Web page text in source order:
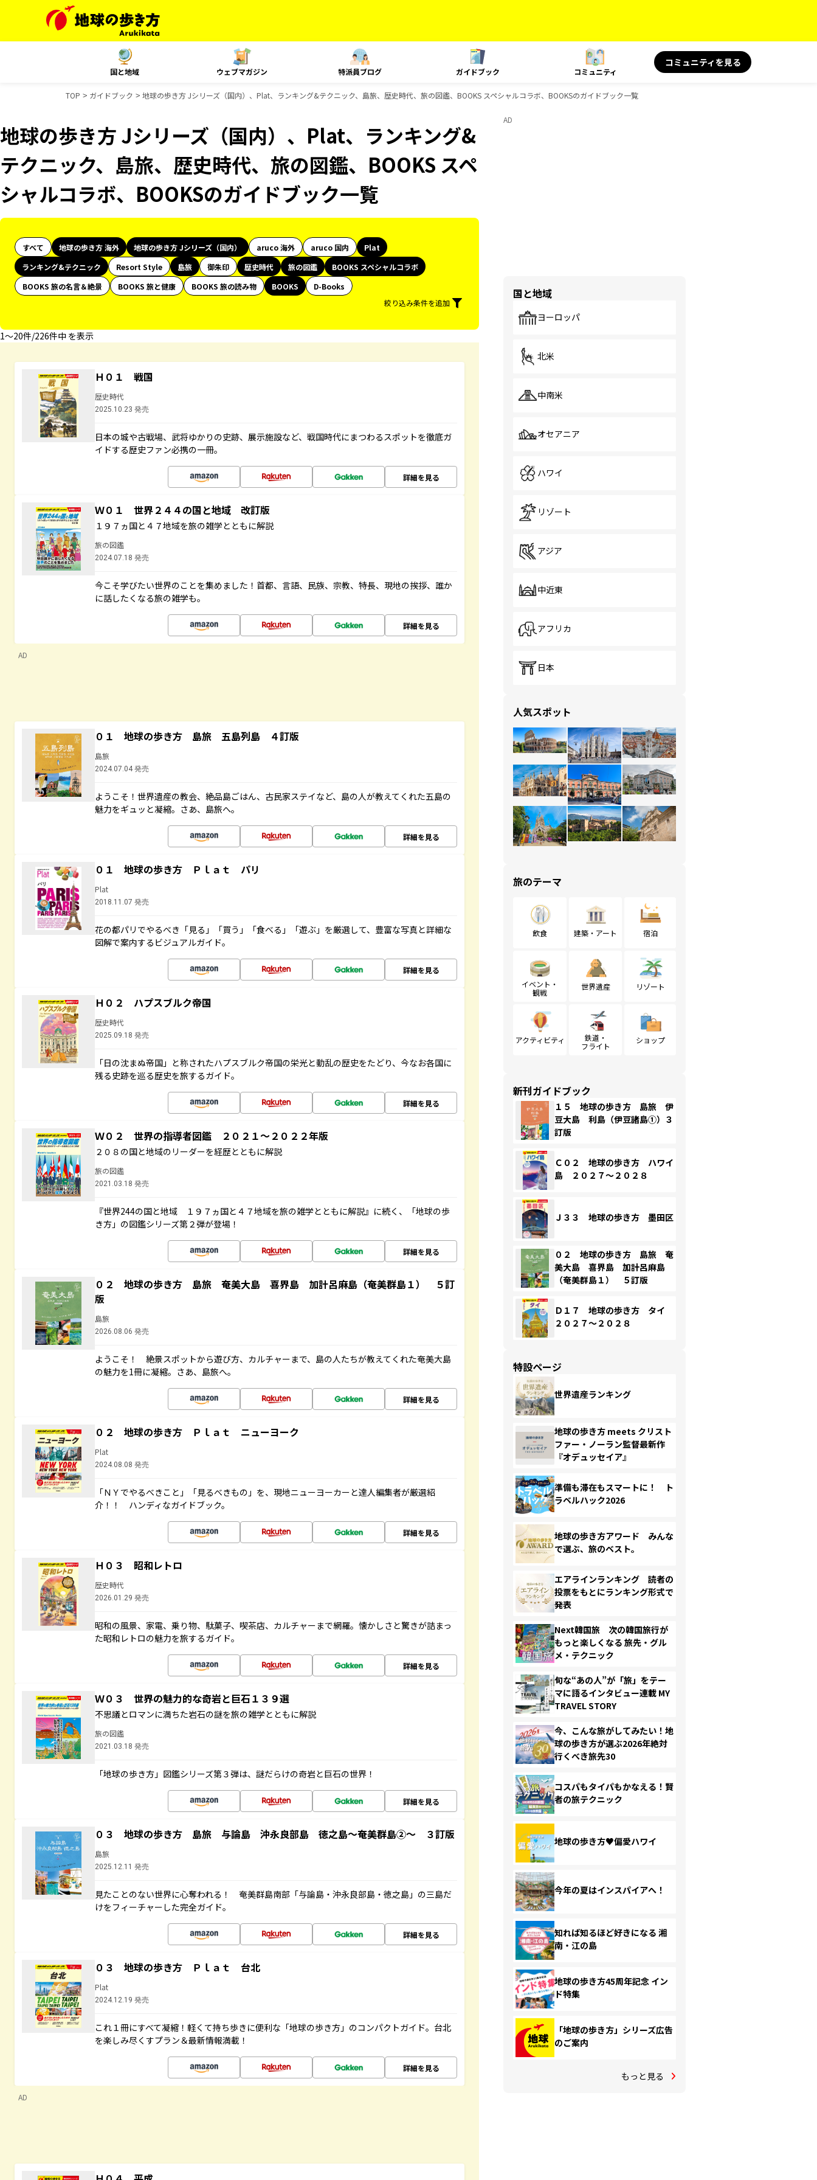
国と地域 ウェブマガジン 特派員ブログ ガイドブック コミュニティ
コミュニティを見る
TOP ガイドブック 地球の歩き方 Jシリーズ（国内）、Plat、ランキング&テクニック、島旅、歴史時代、旅の図鑑、BOOKS スペシャルコラボ、BOOKSのガイドブック一覧
地球の歩き方 Jシリーズ（国内）、Plat、ランキング&
テクニック、島旅、歴史時代、旅の図鑑、BOOKS スペ
シャルコラボ、BOOKSのガイドブック一覧
すべて 地球の歩き方 海外 地球の歩き方 Jシリーズ（国内） aruco 海外 aruco 国内
Plat
ランキング&テクニック
Resort Style 島旅 御朱印 歴史時代 旅の図鑑
BOOKS スペシャルコラボ
BOOKS 旅の名言＆絶景
BOOKS 旅と健康 BOOKS 旅の読み物 BOOKS
D-Books
絞り込み条件を追加
1〜20件/226件中 を表示
Ｈ０１ 戦国
歴史時代
2025.10.23 発売
日本の城や古戦場、武将ゆかりの史跡、展示施設など、戦国時代にまつわるスポットを徹底ガ
イドする歴史ファン必携の一冊。
詳細を見る
Ｗ０１ 世界２４４の国と地域 改訂版
１９７ヵ国と４７地域を旅の雑学とともに解説
旅の図鑑
2024.07.18 発売
今こそ学びたい世界のことを集めました！首都、言語、民族、宗教、特長、現地の挨拶、誰か
に話したくなる旅の雑学も。
詳細を見る
AD
０１ 地球の歩き方 島旅 五島列島 ４訂版
島旅
2024.07.04 発売
ようこそ！世界遺産の教会、絶品島ごはん、古民家ステイなど、島の人が教えてくれた五島の
魅力をギュッと凝縮。さあ、島旅へ。
詳細を見る
０１ 地球の歩き方 Ｐｌａｔ パリ
Plat
2018.11.07 発売
花の都パリでやるべき「見る」「買う」「食べる」「遊ぶ」を厳選して、豊富な写真と詳細な
図解で案内するビジュアルガイド。
詳細を見る
Ｈ０２ ハプスブルク帝国
歴史時代
2025.09.18 発売
「日の沈まぬ帝国」と称されたハプスブルク帝国の栄光と動乱の歴史をたどり、今なお各国に
残る史跡を巡る歴史を旅するガイド。
詳細を見る
Ｗ０２ 世界の指導者図鑑 ２０２１～２０２２年版
２０８の国と地域のリーダーを経歴とともに解説
旅の図鑑
2021.03.18 発売
『世界244の国と地域 １９７ヵ国と４７地域を旅の雑学とともに解説』に続く、「地球の歩
き方」の図鑑シリーズ第２弾が登場！
詳細を見る
０２ 地球の歩き方 島旅 奄美大島 喜界島 加計呂麻島（奄美群島１） ５訂
版
島旅
2026.08.06 発売
ようこそ！ 絶景スポットから遊び方、カルチャーまで、島の人たちが教えてくれた奄美大島
の魅力を1冊に凝縮。さあ、島旅へ。
詳細を見る
０２ 地球の歩き方 Ｐｌａｔ ニューヨーク
Plat
2024.08.08 発売
「ＮＹでやるべきこと」「見るべきもの」を、現地ニューヨーカーと達人編集者が厳選紹
介！！ ハンディなガイドブック。
詳細を見る
Ｈ０３ 昭和レトロ
歴史時代
2026.01.29 発売
昭和の風景、家電、乗り物、駄菓子、喫茶店、カルチャーまで網羅。懐かしさと驚きが詰まっ
た昭和レトロの魅力を旅するガイド。
詳細を見る
Ｗ０３ 世界の魅力的な奇岩と巨石１３９選
不思議とロマンに満ちた岩石の謎を旅の雑学とともに解説
旅の図鑑
2021.03.18 発売
「地球の歩き方」図鑑シリーズ第３弾は、謎だらけの奇岩と巨石の世界！
詳細を見る
０３ 地球の歩き方 島旅 与論島 沖永良部島 徳之島～奄美群島②～ ３訂版
島旅
2025.12.11 発売
見たことのない世界に心奪われる！ 奄美群島南部「与論島・沖永良部島・徳之島」の三島だ
けをフィーチャーした完全ガイド。
詳細を見る
０３ 地球の歩き方 Ｐｌａｔ 台北
Plat
2024.12.19 発売
これ１冊にすべて凝縮！軽くて持ち歩きに便利な「地球の歩き方」のコンパクトガイド。台北
を楽しみ尽くすプラン＆最新情報満載！
詳細を見る
AD
AD
国と地域
ヨーロッパ
北米
中南米
オセアニア
ハワイ
リゾート
アジア
中近東
アフリカ
日本
人気スポット
旅のテーマ
飲食 建築・アート 宿泊
イベント・
観戦
世界遺産 リゾート
アクティビティ
鉄道・
フライト
ショップ
新刊ガイドブック
１５ 地球の歩き方 島旅 伊
豆大島 利島（伊豆諸島①）３
訂版
Ｃ０２ 地球の歩き方 ハワイ
島 ２０２７～２０２８
Ｊ３３ 地球の歩き方 墨田区
０２ 地球の歩き方 島旅 奄
美大島 喜界島 加計呂麻島
（奄美群島１） ５訂版
Ｄ１７ 地球の歩き方 タイ
２０２７～２０２８
特設ページ
世界遺産ランキング
地球の歩き方 meets クリスト
ファー・ノーラン監督最新作
『オデュッセイア』
準備も滞在もスマートに！ ト
ラベルハック2026
地球の歩き方アワード みんな
で選ぶ、旅のベスト。
エアラインランキング 読者の
投票をもとにランキング形式で
発表
Next韓国旅 次の韓国旅行が
もっと楽しくなる 旅先・グル
メ・テクニック
旬な“あの人”が「旅」をテー
マに語るインタビュー連載 MY
TRAVEL STORY
今、こんな旅がしてみたい！地
球の歩き方が選ぶ2026年絶対
行くべき旅先30
コスパもタイパもかなえる！賢
者の旅テクニック
地球の歩き方♥偏愛ハワイ
今年の夏はインスパイアへ！
知れば知るほど好きになる 湘
南・江の島
地球の歩き方45周年記念 イン
ド特集
「地球の歩き方」シリーズ広告
のご案内
もっと見る